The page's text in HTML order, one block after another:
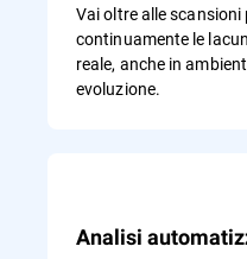
Vai oltre alle scansioni
continuamente le
reale, anche in
evoluzione.
Analisi